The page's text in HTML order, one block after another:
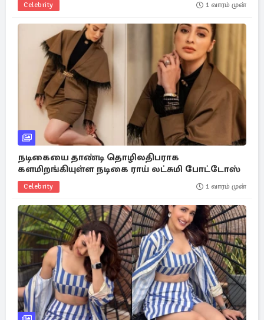
Celebrity 1 வாரம் முன்
நடிகையை தாண்டி தொழிலதிபராக
களமிறங்கியுள்ள நடிகை ராய் லட்சுமி போட்டோஸ்
Celebrity 1 வாரம் முன்